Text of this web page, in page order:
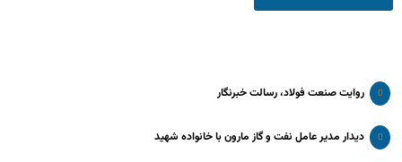
روایت صنعت فولاد،‌ رسالت خبرنگار
دیدار مدیر عامل نفت و گاز مارون با خانواده شهید